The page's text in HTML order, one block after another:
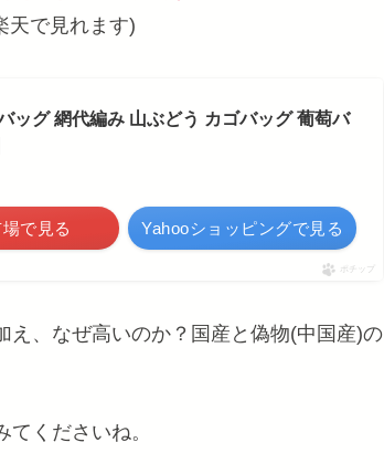
天で見れます)
ッグ 網代編み 山ぶどう カゴバッグ 葡萄バ
で見る Yahooショッピングで見る
ポチップ
、なぜ高いのか？国産と偽物(中国産)の
くださいね。